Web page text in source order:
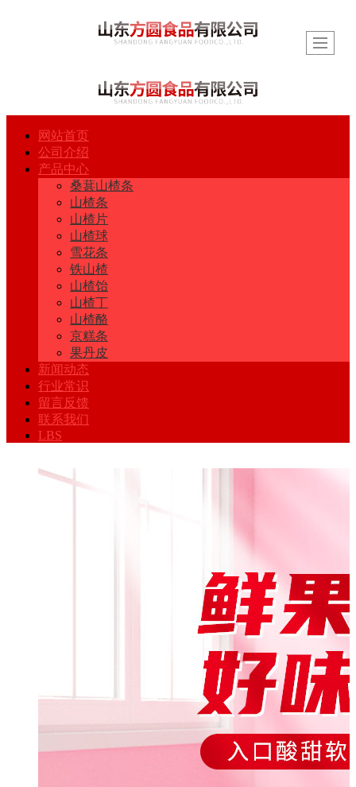
网站首页
公司介绍
产品中心
桑葚山楂条
山楂条
山楂片
山楂球
雪花条
铁山楂
山楂饴
山楂丁
山楂酪
京糕条
果丹皮
新闻动态
行业常识
留言反馈
联系我们
LBS